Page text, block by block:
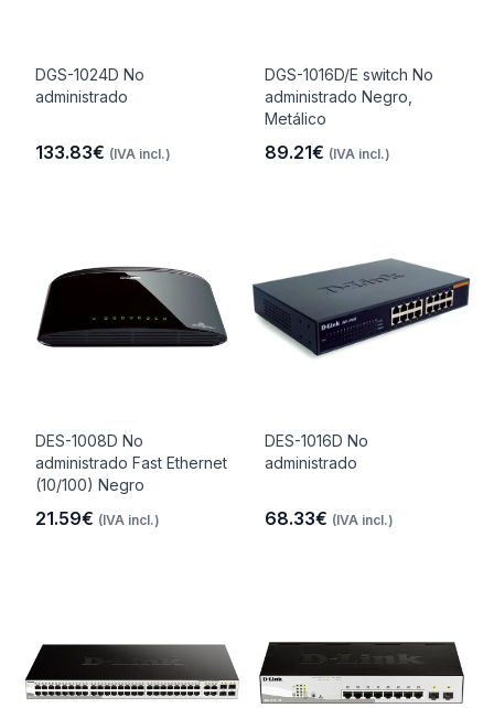
DGS-1024D No
administrado
133.83€ (IVA incl.)
DGS-1016D/E switch No
administrado Negro,
Metálico
89.21€ (IVA incl.)
DES-1008D No
administrado Fast Ethernet
(10/100) Negro
21.59€ (IVA incl.)
DES-1016D No
administrado
68.33€ (IVA incl.)